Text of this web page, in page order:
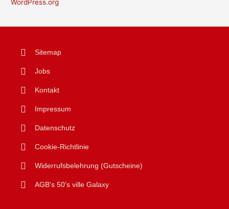
WordPress.org
Sitemap
Jobs
Kontakt
Impressum
Datenschutz
Cookie-Richtlinie
Widerrufsbelehrung (Gutscheine)
AGB's 50's ville Galaxy